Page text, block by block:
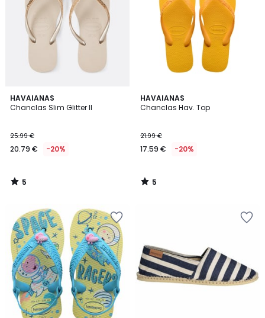
HAVAIANAS
Chanclas Slim Glitter II
25.99 €
20.79 € -20%
5
/
5
/
HAVAIANAS
Chanclas Hav. Top
21.99 €
17.59 € -20%
5
/
5
/